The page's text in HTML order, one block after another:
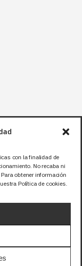
con la finalidad de
No recaba ni
obtener información
Política de cookies.
incluida en